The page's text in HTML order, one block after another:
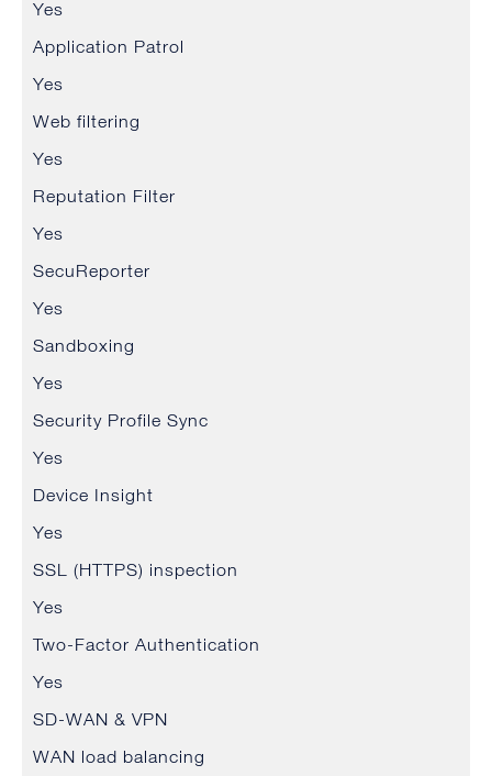
Yes
Application Patrol
Yes
Web filtering
Yes
Reputation Filter
Yes
SecuReporter
Yes
Sandboxing
Yes
Security Profile Sync
Yes
Device Insight
Yes
SSL (HTTPS) inspection
Yes
Two-Factor Authentication
Yes
SD-WAN & VPN
WAN load balancing